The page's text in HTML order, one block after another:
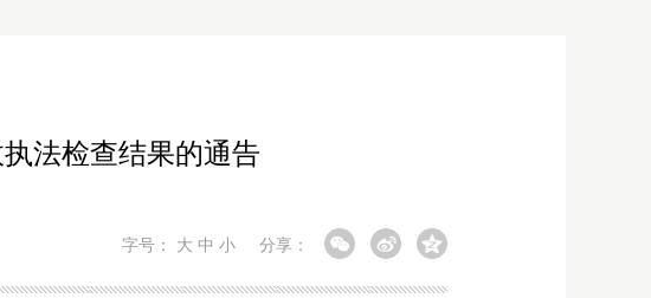
法检查结果的通告
字号： 大 中 小 分享：